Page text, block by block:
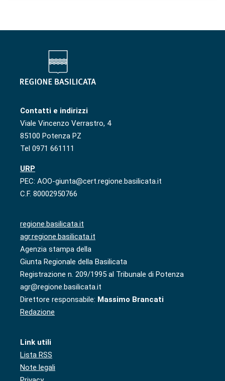
Contatti e indirizzi
Viale Vincenzo Verrastro, 4
85100 Potenza PZ
Tel 0971 661111
URP
PEC: AOO-giunta@cert.regione.basilicata.it
C.F. 80002950766
regione.basilicata.it
agr.regione.basilicata.it
Agenzia stampa della
Giunta Regionale della Basilicata
Registrazione n. 209/1995 al Tribunale di Potenza
agr@regione.basilicata.it
Direttore responsabile: Massimo Brancati
Redazione
Link utili
Lista RSS
Note legali